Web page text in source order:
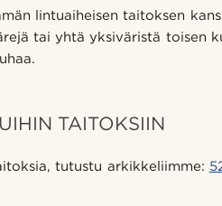
lintuaiheisen taitoksen
tai yhtä yksiväristä toisen
TAITOKSIIN
tutustu arkikkeliimme: